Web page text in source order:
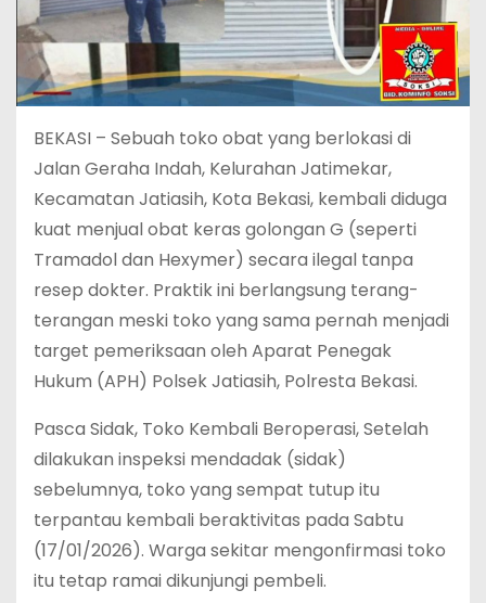
BEKASI – Sebuah toko obat yang berlokasi di
Jalan Geraha Indah, Kelurahan Jatimekar,
Kecamatan Jatiasih, Kota Bekasi, kembali diduga
kuat menjual obat keras golongan G (seperti
Tramadol dan Hexymer) secara ilegal tanpa
resep dokter. Praktik ini berlangsung terang-
terangan meski toko yang sama pernah menjadi
target pemeriksaan oleh Aparat Penegak
Hukum (APH) Polsek Jatiasih, Polresta Bekasi.
‎Pasca Sidak, Toko Kembali Beroperasi, Setelah
dilakukan inspeksi mendadak (sidak)
sebelumnya, toko yang sempat tutup itu
terpantau kembali beraktivitas pada Sabtu
(17/01/2026). Warga sekitar mengonfirmasi toko
itu tetap ramai dikunjungi pembeli.